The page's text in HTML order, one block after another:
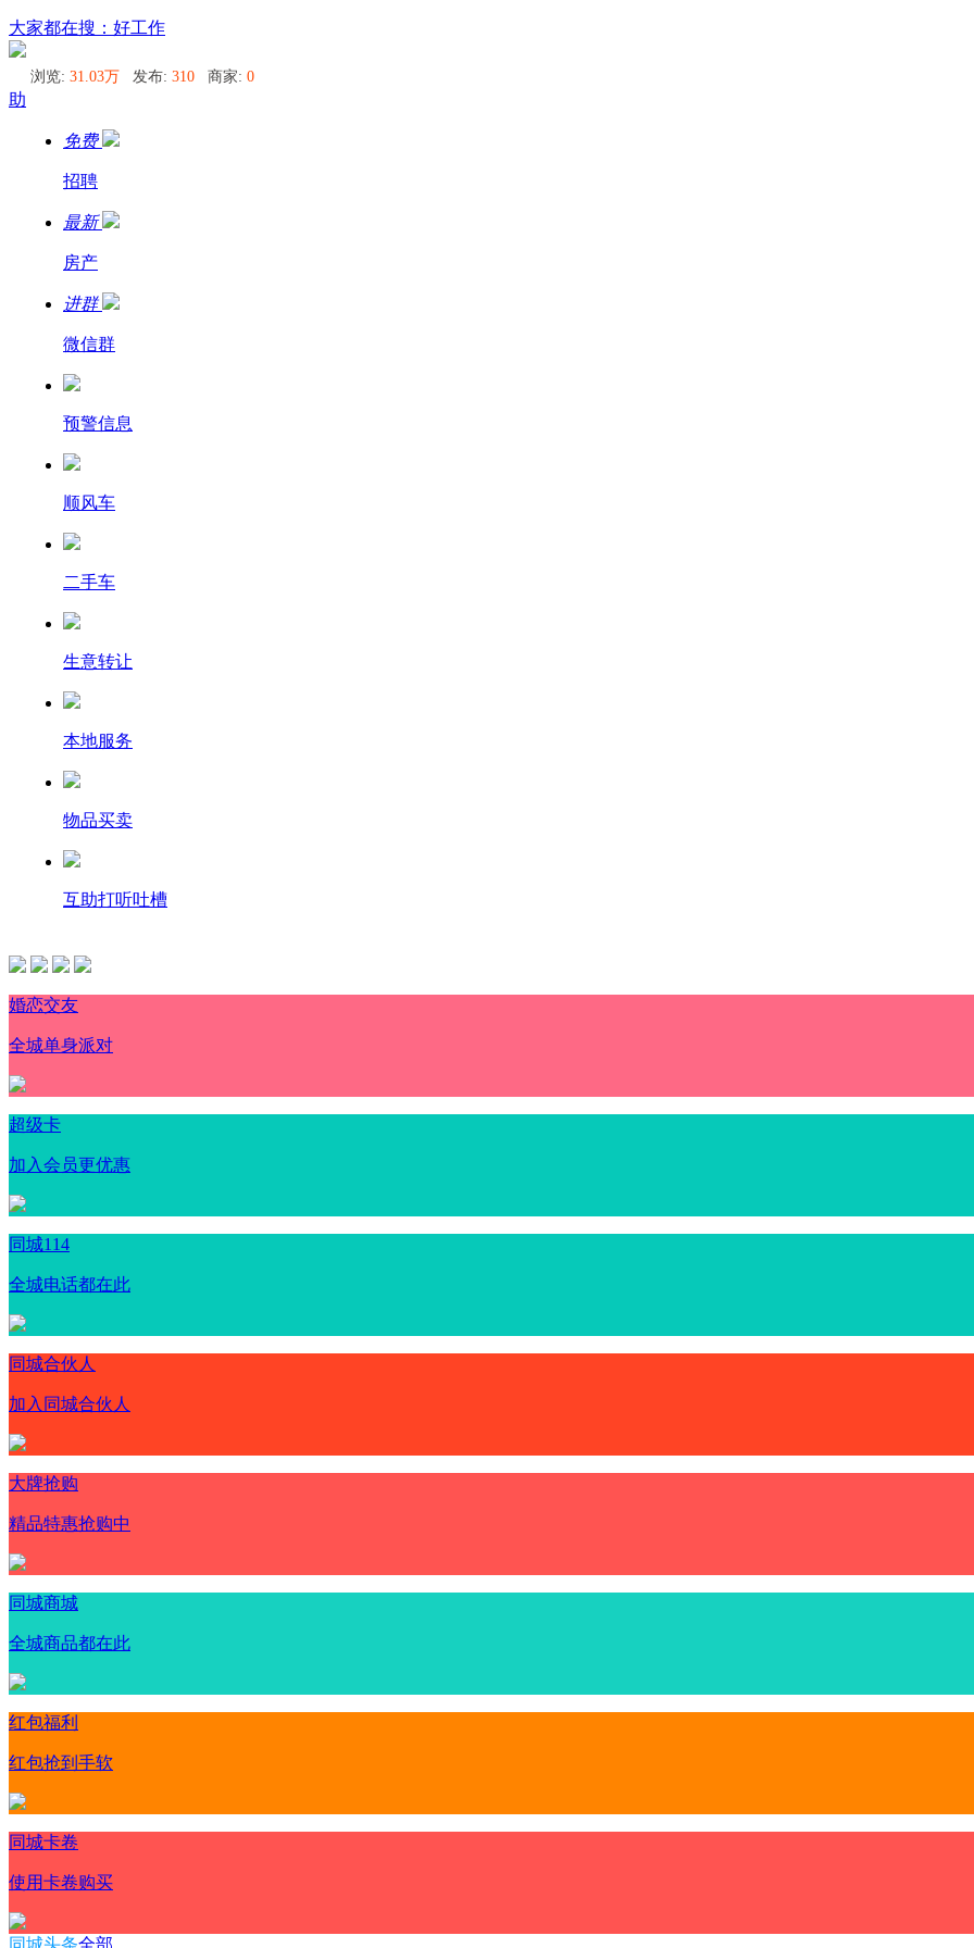
大家都在搜：好工作
浏览: 31.03万 发布: 310 商家: 0
助
免费
招聘
最新
房产
进群
微信群
预警信息
顺风车
二手车
生意转让
本地服务
物品买卖
互助打听吐槽
婚恋交友
全城单身派对
超级卡
加入会员更优惠
同城114
全城电话都在此
同城合伙人
加入同城合伙人
大牌抢购
精品特惠抢购中
同城商城
全城商品都在此
红包福利
红包抢到手软
同城卡卷
使用卡卷购买
同城头条全部